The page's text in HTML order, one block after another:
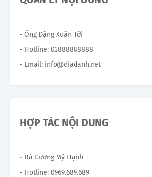
• Ông Đặng Xuân Tới
• Hotline: 02888888888
• Email: info@diadanh.net
HỢP TÁC NỘI DUNG
• Bà Dương Mỹ Hạnh
• Hotline: 0969.689.689